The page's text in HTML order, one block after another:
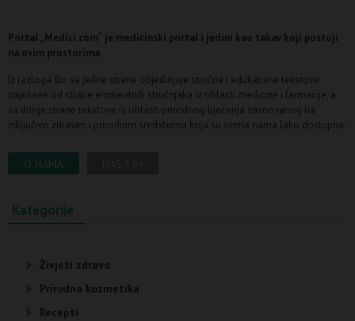
Portal „Medici.com“ je medicinski portal i jedini kao takav koji postoji
na ovim prostorima
Iz razloga što sa jedne strane objedinjuje stručne i edukativne tekstove
napisane od strane eminentnih stručnjaka iz oblasti medicine i farmacije, a
sa druge strane tekstove iz oblasti prirodnog liječenja zasnovanog na
isključivo zdravim i prirodnim sredstvima koja su svima nama lako dostupna.
O NAMA
Kategorije
Živjeti zdravo
Prirodna kozmetika
Recepti